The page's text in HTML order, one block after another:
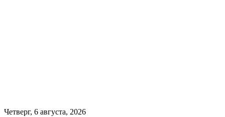
Четверг, 6 августа, 2026